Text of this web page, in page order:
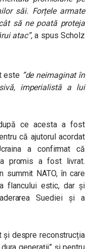
săi. Forțele armate
să ne poată proteja
atac”,a spus Scholz
este”de neimaginat în
imperialistă a lui
ce acesta a fost
că ajutorul acordat
a confirmat că
a promis a fost livrat.
summit NATO, în care
flancului estic, dar și
Suediei și a
și despre reconstrucția